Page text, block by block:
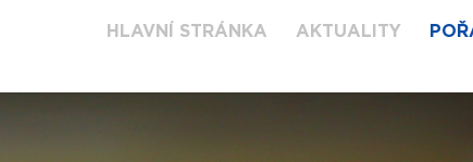
HLAVNÍ STRÁNKA AKTUALITY